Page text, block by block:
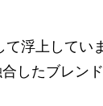
浮上してい
したブレンド